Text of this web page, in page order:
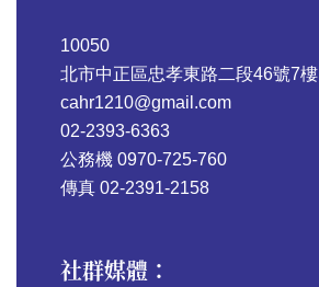
10050
北市中正區忠孝東路二段46號7樓
cahr1210@gmail.com
02-2393-6363
公務機 0970-725-760
傳真 02-2391-2158
社群媒體：